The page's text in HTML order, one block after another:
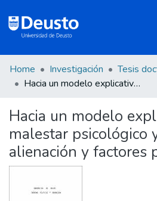
DeustoTeka
Communities
&
Collections
All of DSpace
Home Investigación
Tesis
Hacia un modelo explicativo del malestar psicológico y somático: alienación y factores psicosociales
Hacia un modelo
malestar psicológico
alienación y factores